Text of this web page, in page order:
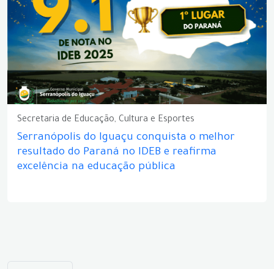
Secretaria de Educação, Cultura e Esportes
Serranópolis do Iguaçu conquista o melhor
resultado do Paraná no IDEB e reafirma
excelência na educação pública